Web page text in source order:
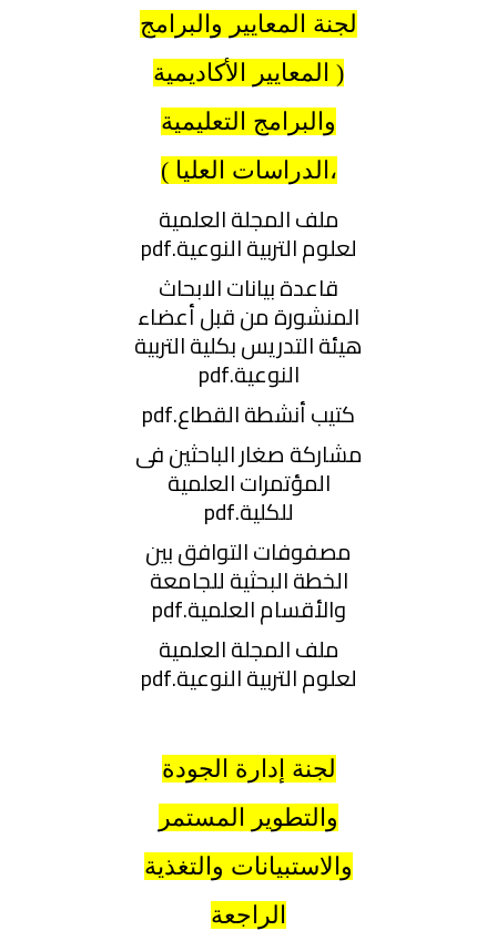
لجنة المعايير والبرامج
( المعايير الأكاديمية
والبرامج التعليمية
،الدراسات العليا )
ملف المجلة العلمية
لعلوم التربية النوعية.pdf
قاعدة بيانات الابحاث
المنشورة من قبل أعضاء
هيئة التدريس بكلية التربية
النوعية.pdf
كتيب أنشطة القطاع.pdf
مشاركة صغار الباحثين فى
المؤتمرات العلمية
للكلية.pdf
مصفوفات التوافق بين
الخطة البحثية للجامعة
والأقسام العلمية.pdf
ملف المجلة العلمية
لعلوم التربية النوعية.pdf
لجنة إدارة الجودة
والتطوير المستمر
والاستبيانات والتغذية
الراجعة